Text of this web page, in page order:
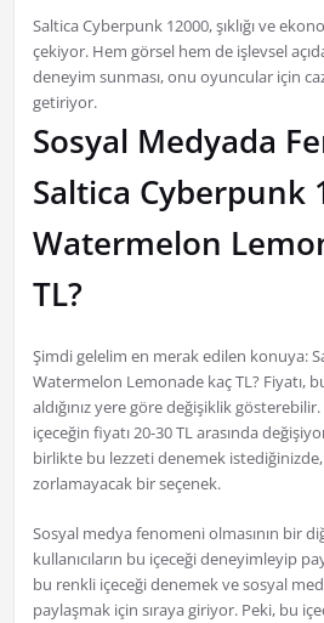
Saltica Cyberpunk 12000, şıklığı ve
çekiyor. Hem görsel hem de işlevsel
deneyim sunması, onu oyuncular için
getiriyor.
Sosyal Medyada
Saltica Cyberpunk
Watermelon
TL?
Şimdi gelelim en merak edilen konuya:
Watermelon Lemonade kaç TL? Fiyatı,
aldığınız yere göre değişiklik
içeceğin fiyatı 20-30 TL arasında
birlikte bu lezzeti denemek
zorlamayacak bir seçenek.
Sosyal medya fenomeni olmasının bir
kullanıcıların bu içeceği deneyimleyip
bu renkli içeceği denemek ve sosyal
paylaşmak için sıraya giriyor. Peki, bu